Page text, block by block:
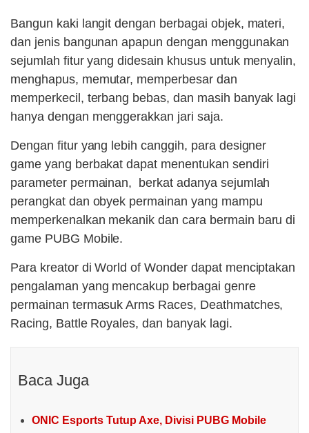
Bangun kaki langit dengan berbagai objek, materi,
dan jenis bangunan apapun dengan menggunakan
sejumlah fitur yang didesain khusus untuk menyalin,
menghapus, memutar, memperbesar dan
memperkecil, terbang bebas, dan masih banyak lagi
hanya dengan menggerakkan jari saja.
Dengan fitur yang lebih canggih, para designer
game yang berbakat dapat menentukan sendiri
parameter permainan, berkat adanya sejumlah
perangkat dan obyek permainan yang mampu
memperkenalkan mekanik dan cara bermain baru di
game PUBG Mobile.
Para kreator di World of Wonder dapat menciptakan
pengalaman yang mencakup berbagai genre
permainan termasuk Arms Races, Deathmatches,
Racing, Battle Royales, dan banyak lagi.
Baca Juga
ONIC Esports Tutup Axe, Divisi PUBG Mobile